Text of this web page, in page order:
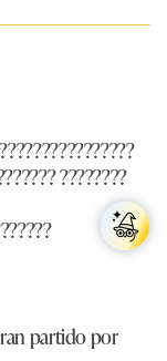
????????
partido por